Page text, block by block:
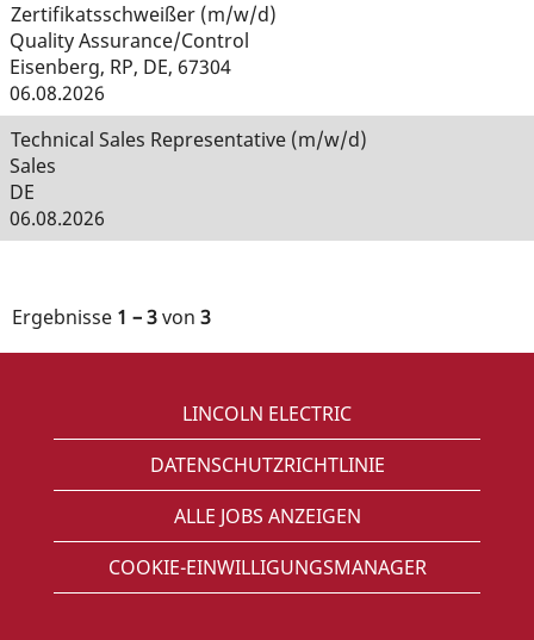
Zertifikatsschweißer (m/w/d)
Quality Assurance/Control
Eisenberg, RP, DE, 67304
06.08.2026
Technical Sales Representative (m/w/d)
Sales
DE
06.08.2026
Ergebnisse 1 – 3von 3
LINCOLN ELECTRIC
DATENSCHUTZRICHTLINIE
ALLE JOBS ANZEIGEN
COOKIE-EINWILLIGUNGSMANAGER